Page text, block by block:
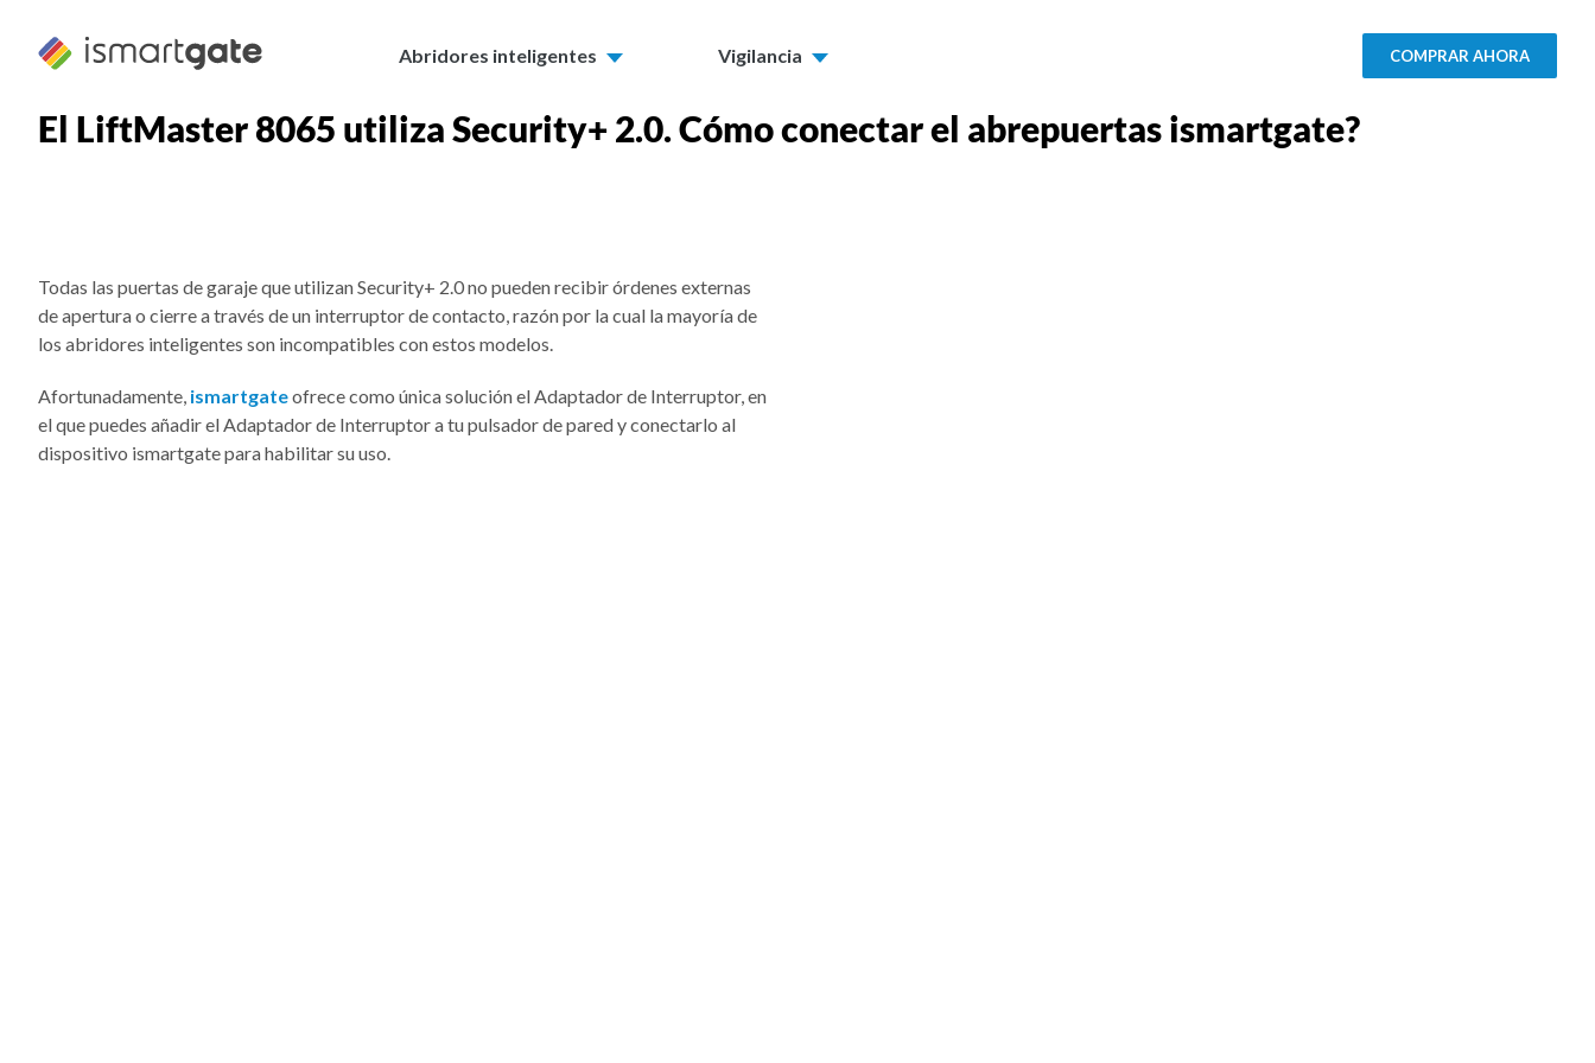
contenido
Abridores inteligentes Vigilancia COMPRAR AHORA
El LiftMaster 8065 utiliza Security+ 2.0. Cómo conectar el abrepuertas ismartgate?
Todas las puertas de garaje que utilizan Security+ 2.0 no pueden recibir órdenes externas
de apertura o cierre a través de un interruptor de contacto, razón por la cual la mayoría de
los abridores inteligentes son incompatibles con estos modelos.
Afortunadamente, ismartgateofrece como única solución el Adaptador de Interruptor, en
el que puedes añadir el Adaptador de Interruptor a tu pulsador de pared y conectarlo al
dispositivo ismartgate para habilitar su uso.